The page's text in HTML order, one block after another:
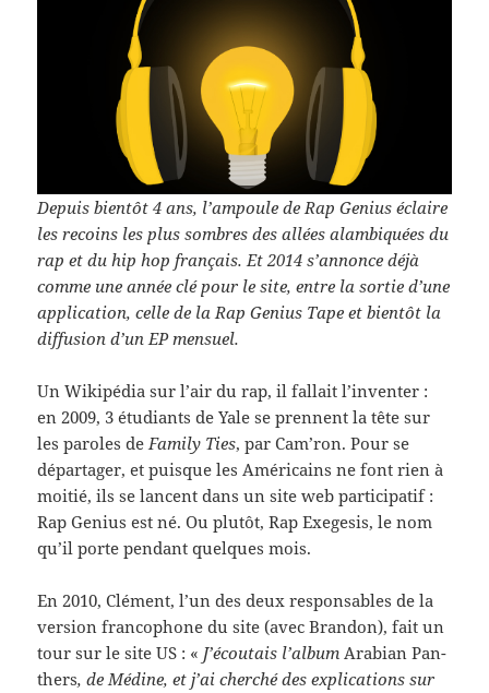
Depuis bien­tôt 4 ans, l’ampoule de Rap Genius éclaire
les recoins les plus som­bres des allées alam­biquées du
rap et du hip hop français. Et 2014 s’annonce déjà
comme une année clé pour le site, entre la sor­tie d’une
appli­ca­tion, celle de la Rap Genius Tape et bien­tôt la
dif­fu­sion d’un EP mensuel.
Un Wikipé­dia sur l’air du rap, il fal­lait l’inventer :
en 2009, 3 étu­di­ants de Yale se pren­nent la tête sur
les paroles deFam­ily Ties, par Cam’ron. Pour se
départager, et puisque les Améri­cains ne font rien à
moitié, ils se lan­cent dans un site web par­tic­i­patif :
Rap Genius est né. Ou plutôt, Rap Exe­ge­sis, le nom
qu’il porte pen­dant quelques mois.
En 2010, Clé­ment, l’un des deux respon­s­ables de la
ver­sion fran­coph­one du site (avec Bran­don), fait un
tour sur le site US : « J’écoutais l’albumAra­bian Pan­
thers, de Médine, et j’ai cher­ché des expli­ca­tions sur